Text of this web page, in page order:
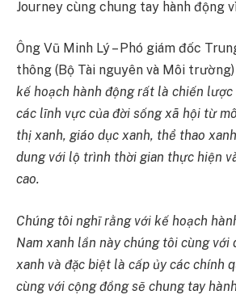
Journey cùng chung tay hành động
Ông Vũ Minh Lý – Phó giám đốc
thông (Bộ Tài nguyên và Môi
kế hoạch hành động rất là chiến
các lĩnh vực của đời sống xã hội từ
thị xanh, giáo dục xanh, thể thao
dung với lộ trình thời gian thực hiện
cao.
Chúng tôi nghĩ rằng với kế hoạch
Nam xanh lần này chúng tôi cùng với
xanh và đặc biệt là cấp ủy các chính
cùng với cộng đồng sẽ chung tay